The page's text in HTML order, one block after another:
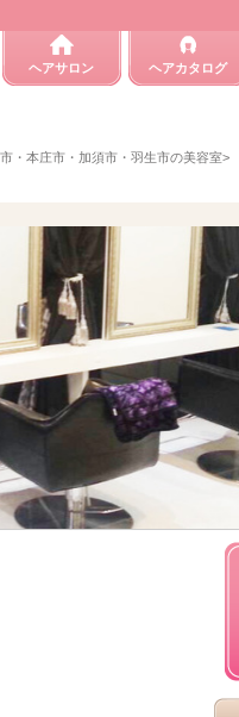
ヘアサロン ヘアカタログ
・本庄市・加須市・羽生市の美容室>